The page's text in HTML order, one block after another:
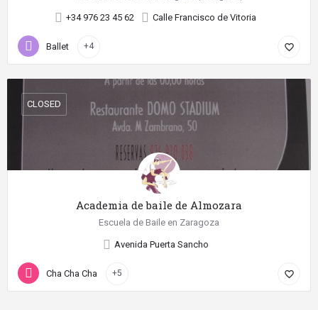
+34 976 23 45 62 Calle Francisco de Vitoria
Ballet +4 favorite_border
Academia de baile de Almozara
Escuela de Baile en Zaragoza
Avenida Puerta Sancho
CLOSED
Cha Cha Cha +5 favorite_border